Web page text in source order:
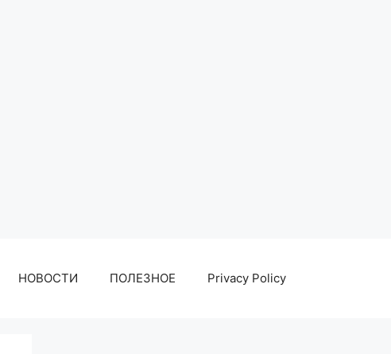
НОВОСТИ ПОЛЕЗНОЕ Privacy Policy